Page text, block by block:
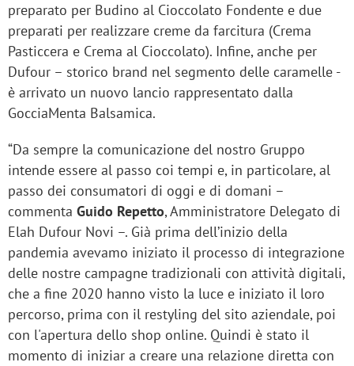
preparato per Budino al Cioccolato Fondente e due
preparati per realizzare creme da farcitura (Crema
Pasticcera e Crema al Cioccolato). Infine, anche per
Dufour – storico brand nel segmento delle caramelle -
è arrivato un nuovo lancio rappresentato dalla
GocciaMenta Balsamica.
“Da sempre la comunicazione del nostro Gruppo
intende essere al passo coi tempi e, in particolare, al
passo dei consumatori di oggi e di domani –
commenta Guido Repetto, Amministratore Delegato di
Elah Dufour Novi –. Già prima dell’inizio della
pandemia avevamo iniziato il processo di integrazione
delle nostre campagne tradizionali con attività digitali,
che a fine 2020 hanno visto la luce e iniziato il loro
percorso, prima con il restyling del sito aziendale, poi
con l'apertura dello shop online. Quindi è stato il
momento di iniziar a creare una relazione diretta con